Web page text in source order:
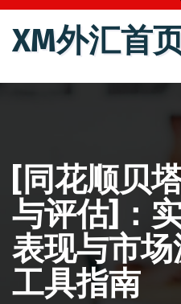
跳
XM外汇首
[同花顺贝
与评估]：
表现与市
工具指南